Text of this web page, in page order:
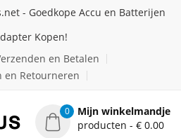
- Goedkope Accu en Batterijen
Kopen!
en Betalen
en Retourneren
0
Mijn winkelmandje
producten - € 0.00